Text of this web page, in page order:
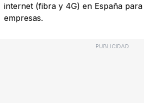
internet (fibra y 4G) en España
empresas.
PUBLICIDAD